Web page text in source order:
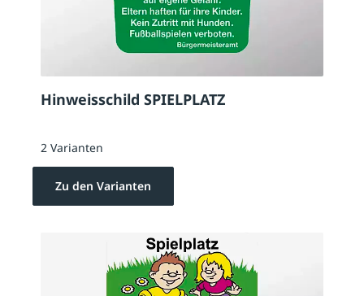
Hinweisschild SPIELPLATZ
2 Varianten
Zu den Varianten